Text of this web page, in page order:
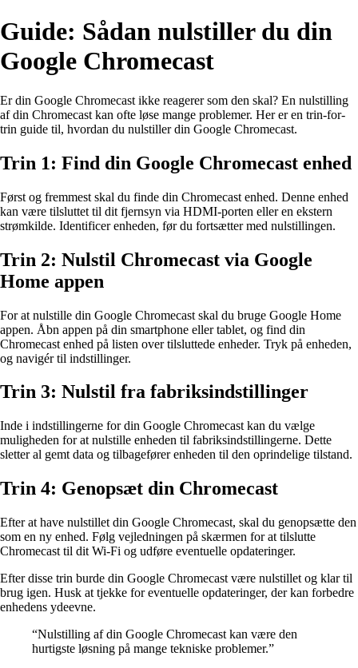
Guide: Sådan nulstiller du din
Google Chromecast
Er din Google Chromecast ikke reagerer som den skal? En nulstilling
af din Chromecast kan ofte løse mange problemer. Her er en trin-for-
trin guide til, hvordan du nulstiller din Google Chromecast.
Trin 1: Find din Google Chromecast enhed
Først og fremmest skal du finde din Chromecast enhed. Denne enhed
kan være tilsluttet til dit fjernsyn via HDMI-porten eller en ekstern
strømkilde. Identificer enheden, før du fortsætter med nulstillingen.
Trin 2: Nulstil Chromecast via Google
Home appen
For at nulstille din Google Chromecast skal du bruge Google Home
appen. Åbn appen på din smartphone eller tablet, og find din
Chromecast enhed på listen over tilsluttede enheder. Tryk på enheden,
og navigér til indstillinger.
Trin 3: Nulstil fra fabriksindstillinger
Inde i indstillingerne for din Google Chromecast kan du vælge
muligheden for at nulstille enheden til fabriksindstillingerne. Dette
sletter al gemt data og tilbagefører enheden til den oprindelige tilstand.
Trin 4: Genopsæt din Chromecast
Efter at have nulstillet din Google Chromecast, skal du genopsætte den
som en ny enhed. Følg vejledningen på skærmen for at tilslutte
Chromecast til dit Wi-Fi og udføre eventuelle opdateringer.
Efter disse trin burde din Google Chromecast være nulstillet og klar til
brug igen. Husk at tjekke for eventuelle opdateringer, der kan forbedre
enhedens ydeevne.
“Nulstilling af din Google Chromecast kan være den
hurtigste løsning på mange tekniske problemer.”